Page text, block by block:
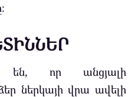
են, որ անցյալի
ներկայի վրա ավելի